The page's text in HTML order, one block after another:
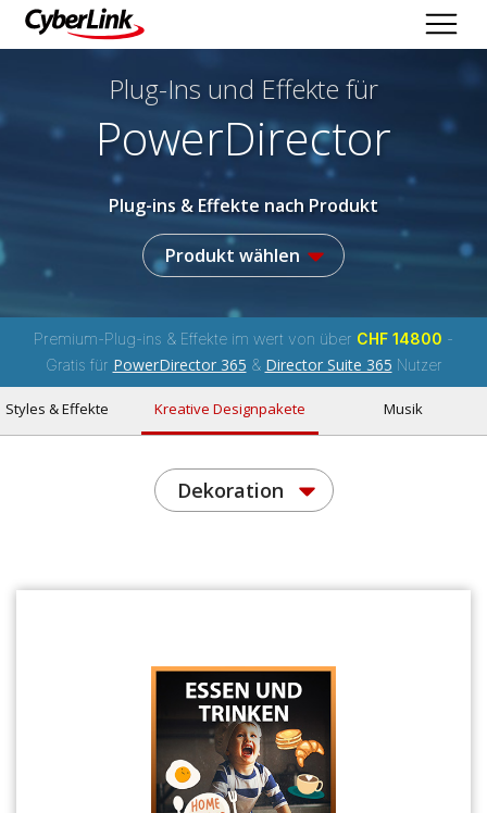
Plug-Ins und Effekte für
PowerDirector
Plug-ins & Effekte nach Produkt
Produkt wählen
Premium-Plug-ins & Effekte im wert von über CHF 14800 -
Gratis für PowerDirector 365 & Director Suite 365 Nutzer
Styles & Effekte Kreative Designpakete Musik
Dekoration